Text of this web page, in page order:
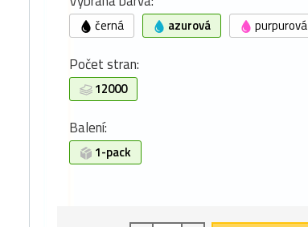
černá azurová purpurová
Počet stran:
12000
Balení:
1-pack